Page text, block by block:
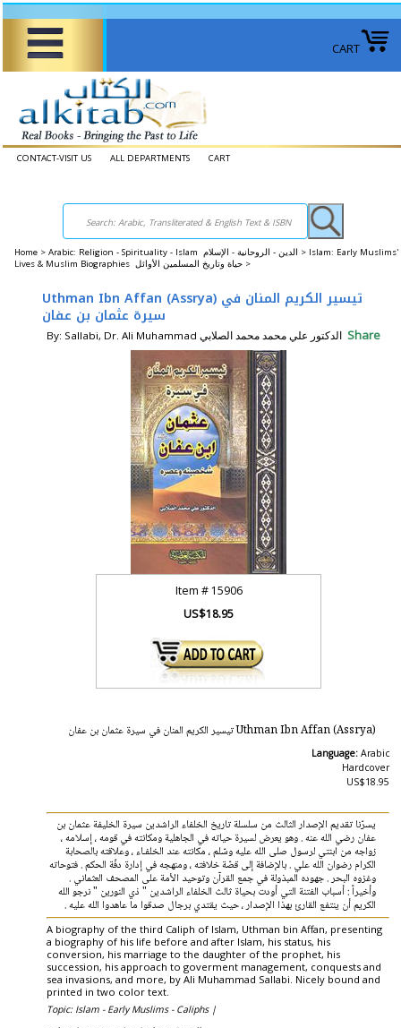
CART
CONTACT-VISIT US ALL DEPARTMENTS CART
Home > Arabic: Religion - Spirituality - Islam الدين - الروحانية - الإسلام > Islam: Early Muslims'
Lives & Muslim Biographies حياة وتاريخ المسلمين الأوائل >
Uthman Ibn Affan (Assrya) تيسير الكريم المنان في
سيرة عثمان بن عفان
By: Sallabi, Dr. Ali Muhammad الدكتور علي محمد محمد الصلابي Share
Item # 15906
US$18.95
Uthman Ibn Affan (Assrya) تيسير الكريم المنان في سيرة عثمان بن عفان
Language: Arabic
Hardcover
US$18.95
يسرّنا تقديم الإصدار الثالث من سلسلة تاريخ الخلفاء الراشدين سيرة الخليفة عثمان بن
عفان رضي الله عنه . وهو يعرض لسيرة حياته في الجاهلية ومكانته في قومه ، إسلامه ،
زواجه من ابنتي لرسول صلى الله عليه وسّلم ، مكانته عند الخلفـاء ، وعلاقته بالصحابة
الكرام رضوان الله علي . بالإضافة إلى قصّة خلافته ، ومنهجه في إدارة دفّة الحكم . فتوحاته
وغزوه البحر . جهوده المبذولة في جمع القرآن وتوحيد الأمة على المصحف العثماني .
وأخيراً : أسباب الفتنة التي أودت بحياة ثالث الخلفاء الراشدين " ذي النورين " نرجو الله
الكريم أن ينتفع القارئ بهذا الإصدار ، حيث يقتدي برجال صدقوا ما عاهدوا الله عليه .
A biography of the third Caliph of Islam, Uthman bin Affan, presenting
a biography of his life before and after Islam, his status, his
conversion, his marriage to the daughter of the prophet, his
succession, his approach to goverment management, conquests and
sea invasions, and more, by Ali Muhammad Sallabi. Nicely bound and
printed in two color text.
Topic: Islam - Early Muslims - Caliphs |